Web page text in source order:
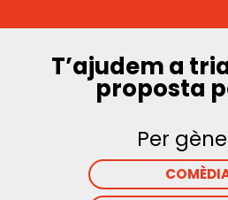
T’ajudem a
proposta
Per